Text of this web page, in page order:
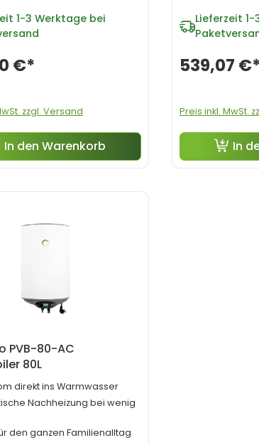
1-3 Werktage bei
€*
zzgl. Versand
In den Warenkorb
Lieferzeit 1-
539,07 €*
Preis inkl. MwSt.
In
PVB-80-AC
80L
direkt ins Warmwasser
Nachheizung bei wenig
den ganzen Familienalltag